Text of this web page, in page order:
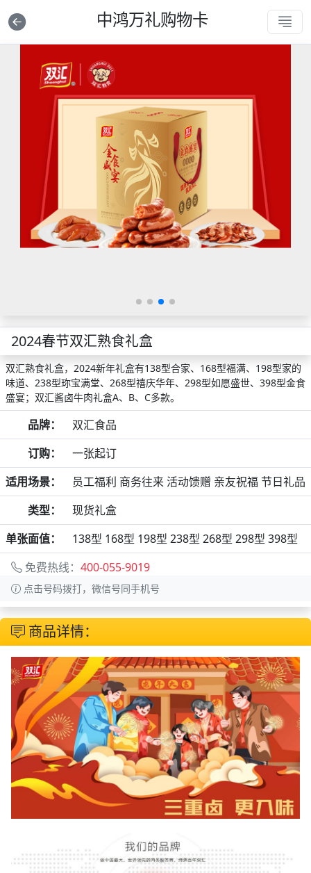
中鸿万礼购物卡
2024春节双汇熟食礼盒
双汇熟食礼盒，2024新年礼盒有138型合家、168型福满、198型家的
味道、238型珎宝满堂、268型禧庆华年、298型如愿盛世、398型金食
盛宴；双汇酱卤牛肉礼盒A、B、C多款。
品牌：
双汇食品
订购：
一张起订
适用场景：
员工福利 商务往来 活动馈赠 亲友祝福 节日礼品
类型：
现货礼盒
单张面值：
138型 168型 198型 238型 268型 298型 398型
免费热线： 400-055-9019
点击号码拨打，微信号同手机号
商品详情：